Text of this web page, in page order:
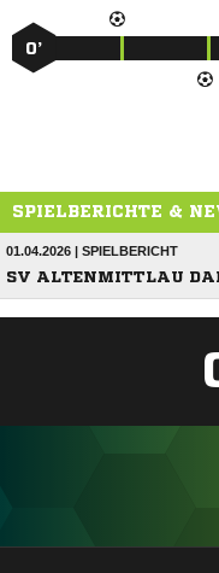
0’
SPIELBERICHTE &
01.04.2026 | SPIELBERICHT
SV ALTENMITTLAU